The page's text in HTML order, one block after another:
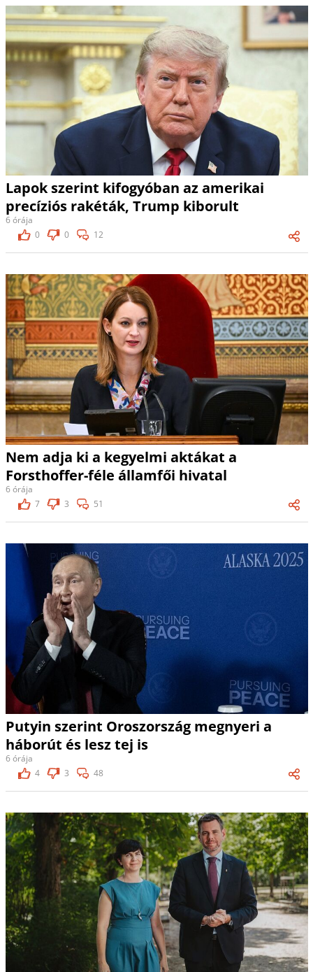
Lapok szerint kifogyóban az amerikai
precíziós rakéták, Trump kiborult
6 órája
0
0 12
Nem adja ki a kegyelmi aktákat a
Forsthoffer-féle államfői hivatal
6 órája
7
3 51
Putyin szerint Oroszország megnyeri a
háborút és lesz tej is
6 órája
4
3 48